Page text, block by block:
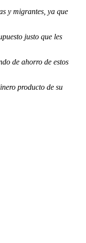
y migrantes, ya que
justo que les
de ahorro de estos
producto de su